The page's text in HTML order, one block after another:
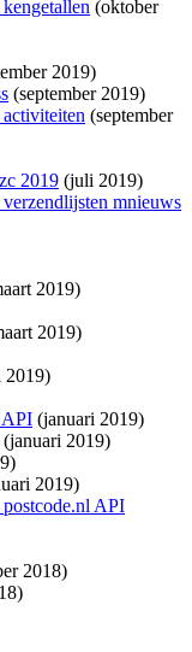
(oktober
2019)
(september 2019)
(september
2019 (juli 2019)
mnieuws
2019)
2019)
2019)
API (januari 2019)
(januari 2019)
2019)
API
2018)